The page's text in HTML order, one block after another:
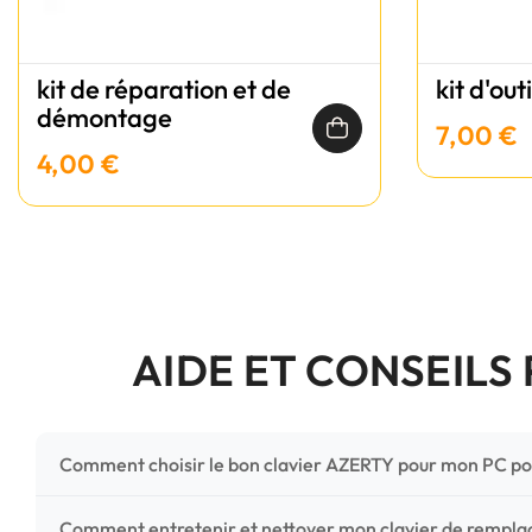
kit de réparation et de
démontage
4,00 €
kit
7,00 €
AIDE ET CONSEILS
Comment choisir le bon clavier AZERTY pour mon PC